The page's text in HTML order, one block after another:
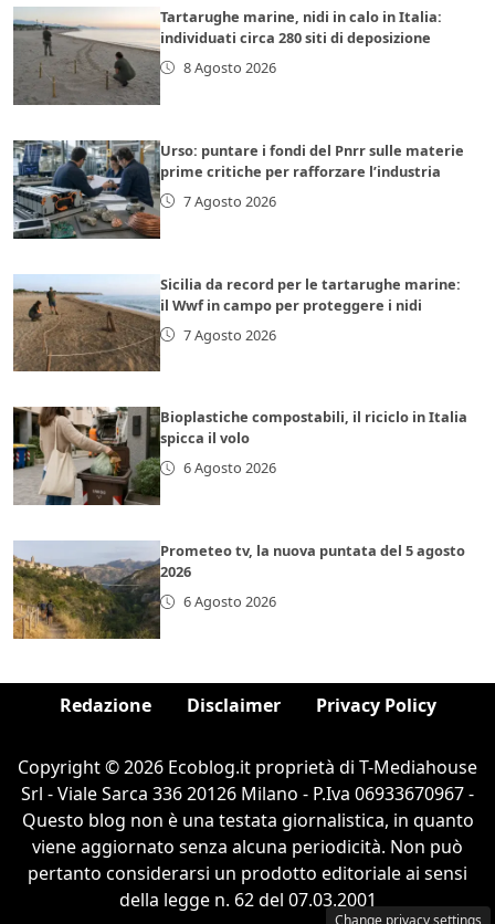
Tartarughe marine, nidi in calo in Italia:
individuati circa 280 siti di deposizione
8 Agosto 2026
Urso: puntare i fondi del Pnrr sulle materie
prime critiche per rafforzare l’industria
7 Agosto 2026
Sicilia da record per le tartarughe marine:
il Wwf in campo per proteggere i nidi
7 Agosto 2026
Bioplastiche compostabili, il riciclo in Italia
spicca il volo
6 Agosto 2026
Prometeo tv, la nuova puntata del 5 agosto
2026
6 Agosto 2026
Redazione Disclaimer Privacy Policy
Copyright © 2026 Ecoblog.it proprietà di T-Mediahouse
Srl - Viale Sarca 336 20126 Milano - P.Iva 06933670967 -
Questo blog non è una testata giornalistica, in quanto
viene aggiornato senza alcuna periodicità. Non può
pertanto considerarsi un prodotto editoriale ai sensi
della legge n. 62 del 07.03.2001
Change privacy settings